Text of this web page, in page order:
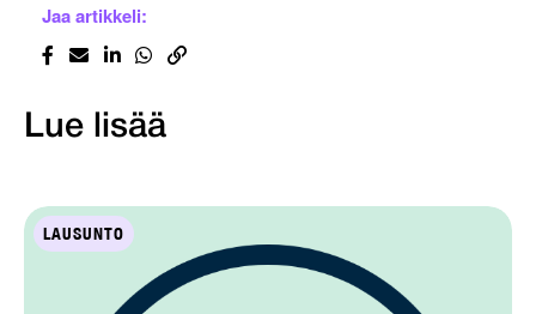
Jaa artikkeli:
Lue lisää
LAUSUNTO